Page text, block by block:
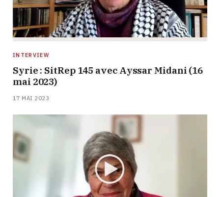
INTERVIEW
Syrie : SitRep 145 avec Ayssar Midani (16
mai 2023)
17 MAI 2023